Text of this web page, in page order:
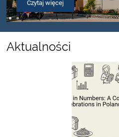
Czytaj więcej
Aktualności